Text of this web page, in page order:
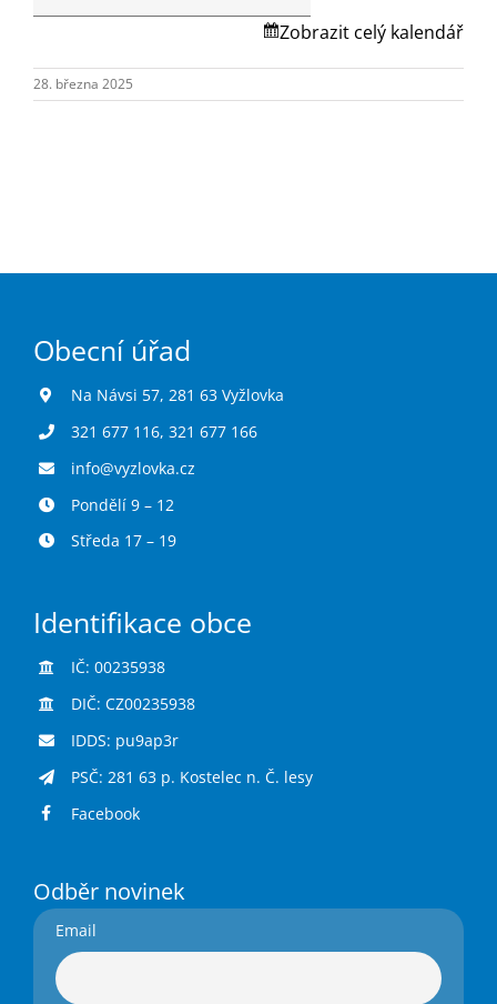
Turistika
Skalská.
Zobrazit celý kalendář
28. března 2025
Obecní úřad
Na Návsi 57, 281 63 Vyžlovka
321 677 116, 321 677 166
info@vyzlovka.cz
Pondělí 9 – 12
Středa 17 – 19
Identifikace obce
IČ: 00235938
DIČ: CZ00235938
IDDS: pu9ap3r
PSČ: 281 63 p. Kostelec n. Č. lesy
Facebook
Odběr novinek
Email